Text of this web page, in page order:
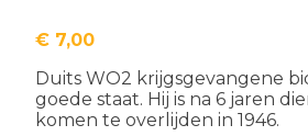
€ 7,00
Duits WO2 krijgsgevangene
goede staat. Hij is na 6 jaren
komen te overlijden in 1946.